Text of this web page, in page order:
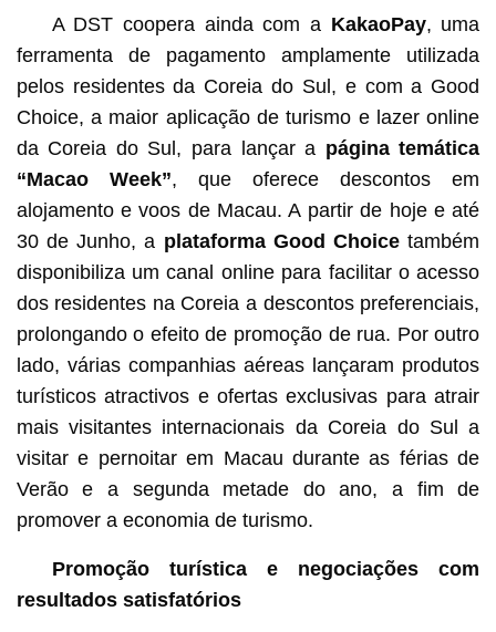
A DST coopera ainda com a KakaoPay, uma
ferramenta de pagamento amplamente utilizada
pelos residentes da Coreia do Sul, e com a Good
Choice, a maior aplicação de turismo e lazer online
da Coreia do Sul, para lançar a página temática
“Macao Week”, que oferece descontos em
alojamento e voos de Macau. A partir de hoje e até
30 de Junho, a plataforma Good Choice também
disponibiliza um canal online para facilitar o acesso
dos residentes na Coreia a descontos preferenciais,
prolongando o efeito de promoção de rua. Por outro
lado, várias companhias aéreas lançaram produtos
turísticos atractivos e ofertas exclusivas para atrair
mais visitantes internacionais da Coreia do Sul a
visitar e pernoitar em Macau durante as férias de
Verão e a segunda metade do ano, a fim de
promover a economia de turismo.
Promoção turística e negociações com
resultados satisfatórios